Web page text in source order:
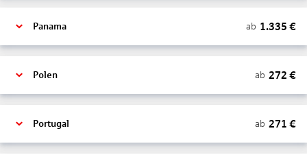
Panama ab 1.335 €
Polen ab 272 €
Portugal ab 271 €